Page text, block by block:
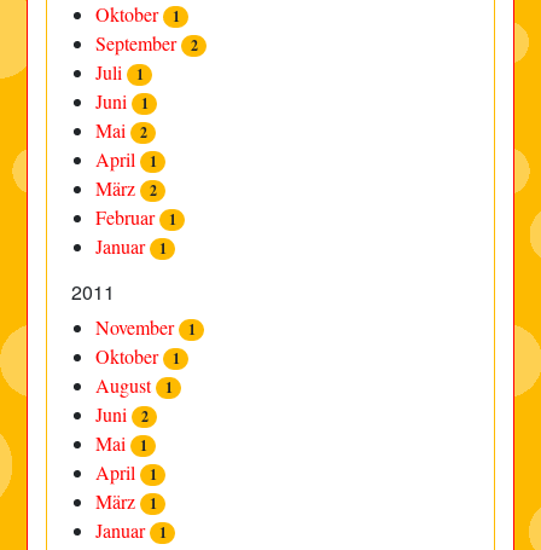
Oktober 1
September 2
Juli 1
Juni 1
Mai 2
April 1
März 2
Februar 1
Januar 1
2011
November 1
Oktober 1
August 1
Juni 2
Mai 1
April 1
März 1
Januar 1